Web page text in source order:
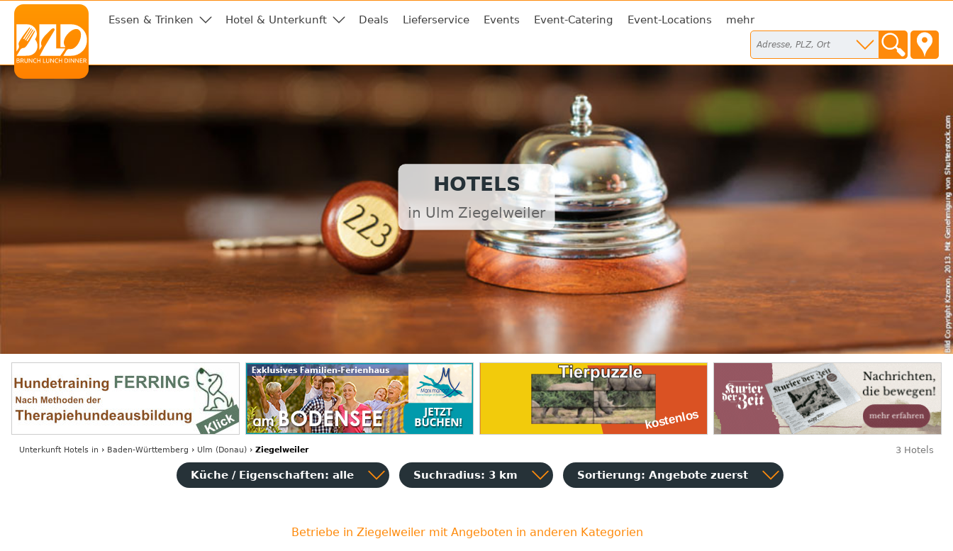
Essen & Trinken Hotel & Unterkunft Deals Lieferservice Events Event-Catering Event-Locations mehr
HOTELS
in Ulm Ziegelweiler
Unterkunft Hotels in › Baden-Württemberg › Ulm (Donau)› Ziegelweiler 3 Hotels
Küche / Eigenschaften: alle Suchradius: 3 km Sortierung: Angebote zuerst
Betriebe in Ziegelweiler mit Angeboten in anderen Kategorien